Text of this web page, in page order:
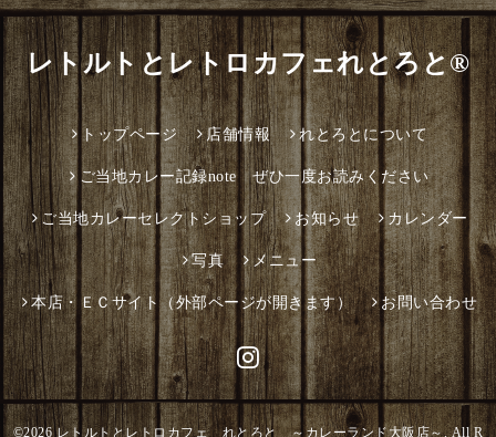
レトルトとレトロカフェれとろと®
トップページ 店舗情報 れとろとについて
ご当地カレー記録note ぜひ一度お読みください
ご当地カレーセレクトショップ お知らせ カレンダー
写真 メニュー
本店・ＥＣサイト（外部ページが開きます） お問い合わせ
©2026レトルトとレトロカフェ れとろと ～カレーランド大阪店～. All R